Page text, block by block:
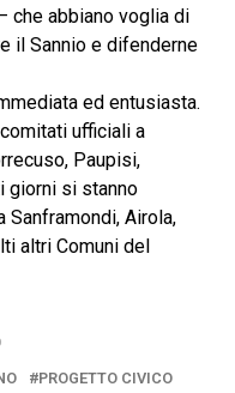
che abbiano voglia di
il Sannio e difenderne
ed entusiasta.
ufficiali a
Paupisi,
giorni si stanno
Airola,
altri Comuni del
PROGETTO CIVICO